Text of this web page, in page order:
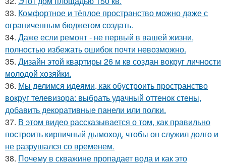
33. Комфортное и тёплое пространство можно даже с
ограниченным бюджетом создать.
34. Даже если ремонт - не первый в вашей жизни,
полностью избежать ошибок почти невозможно.
35. Дизайн этой квартиры 26 м кв создан вокруг личности
молодой хозяйки.
36. Мы делимся идеями, как обустроить пространство
вокруг телевизора: выбрать удачный оттенок стены,
добавить декоративные панели или полки.
37. В этом видео рассказывается о том, как правильно
построить кирпичный дымоход, чтобы он служил долго и
не разрушался со временем.
38. Почему в скважине пропадает вода и как это